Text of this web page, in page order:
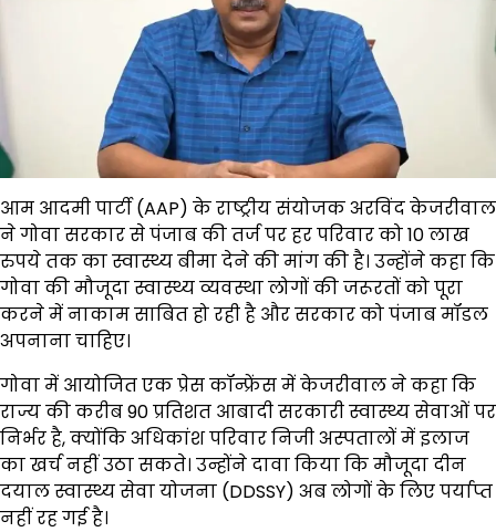
आम आदमी पार्टी (AAP) के राष्ट्रीय संयोजक अरविंद केजरीवाल
ने गोवा सरकार से पंजाब की तर्ज पर हर परिवार को 10 लाख
रुपये तक का स्वास्थ्य बीमा देने की मांग की है। उन्होंने कहा कि
गोवा की मौजूदा स्वास्थ्य व्यवस्था लोगों की जरूरतों को पूरा
करने में नाकाम साबित हो रही है और सरकार को पंजाब मॉडल
अपनाना चाहिए।
गोवा में आयोजित एक प्रेस कॉन्फ्रेंस में केजरीवाल ने कहा कि
राज्य की करीब 90 प्रतिशत आबादी सरकारी स्वास्थ्य सेवाओं पर
निर्भर है, क्योंकि अधिकांश परिवार निजी अस्पतालों में इलाज
का खर्च नहीं उठा सकते। उन्होंने दावा किया कि मौजूदा दीन
दयाल स्वास्थ्य सेवा योजना (DDSSY) अब लोगों के लिए पर्याप्त
नहीं रह गई है।